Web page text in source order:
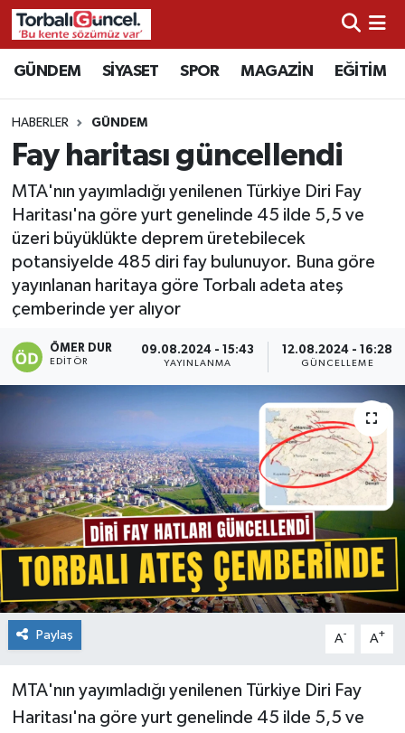
GÜNDEM SİYASET SPOR MAGAZİN EĞİTİM
HABERLER GÜNDEM
Fay haritası güncellendi
MTA'nın yayımladığı yenilenen Türkiye Diri Fay
Haritası'na göre yurt genelinde 45 ilde 5,5 ve
üzeri büyüklükte deprem üretebilecek
potansiyelde 485 diri fay bulunuyor. Buna göre
yayınlanan haritaya göre Torbalı adeta ateş
çemberinde yer alıyor
ÖMER DUR
EDITÖR
09.08.2024 - 15:43
YAYINLANMA
12.08.2024 - 16:28
GÜNCELLEME
Paylaş A- A+
MTA'nın yayımladığı yenilenen Türkiye Diri Fay
Haritası'na göre yurt genelinde 45 ilde 5,5 ve
İzmir Nöbetçi Eczaneler
İzmir Hava Durumu
İzmir Namaz Vakitleri
İzmir Trafik Yoğunluk Haritası
Süper Lig Puan Durumu ve Fikstür
Tüm Manşetler
Son Dakika Haberleri